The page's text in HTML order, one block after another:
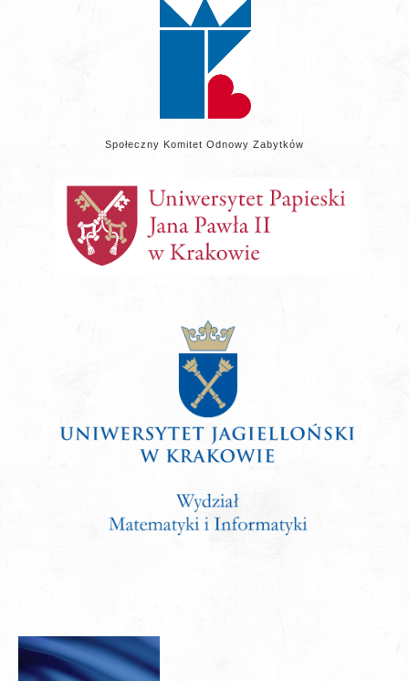
Społeczny Komitet Odnowy Zabytków